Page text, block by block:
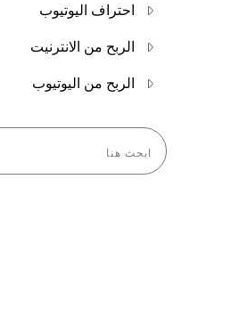
احتراف اليوتيوب
الربح من الانترنيت
الربح من اليوتيوب